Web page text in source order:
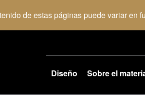
de estas páginas puede variar en
Diseño Sobre el